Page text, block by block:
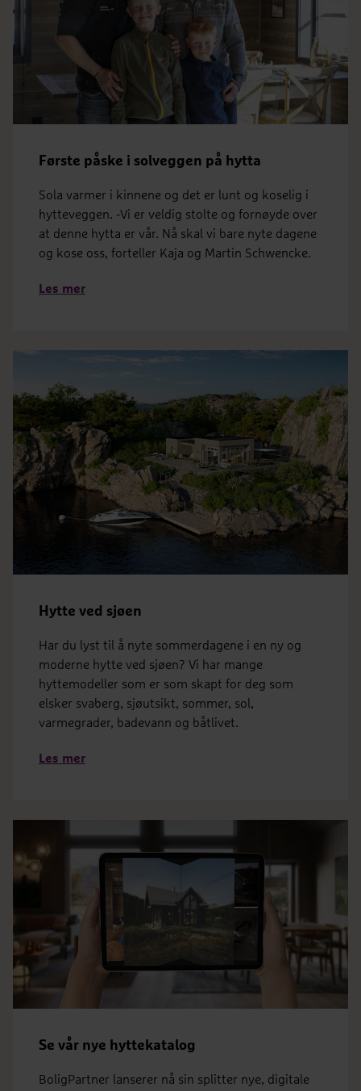
Første påske i solveggen på hytta
Sola varmer i kinnene og det er lunt og koselig i
hytteveggen. -Vi er veldig stolte og fornøyde over
at denne hytta er vår. Nå skal vi bare nyte dagene
og kose oss, forteller Kaja og Martin Schwencke.
Les mer
Hytte ved sjøen
Har du lyst til å nyte sommerdagene i en ny og
moderne hytte ved sjøen? Vi har mange
hyttemodeller som er som skapt for deg som
elsker svaberg, sjøutsikt, sommer, sol,
varmegrader, badevann og båtlivet.
Les mer
Se vår nye hyttekatalog
BoligPartner lanserer nå sin splitter nye, digitale